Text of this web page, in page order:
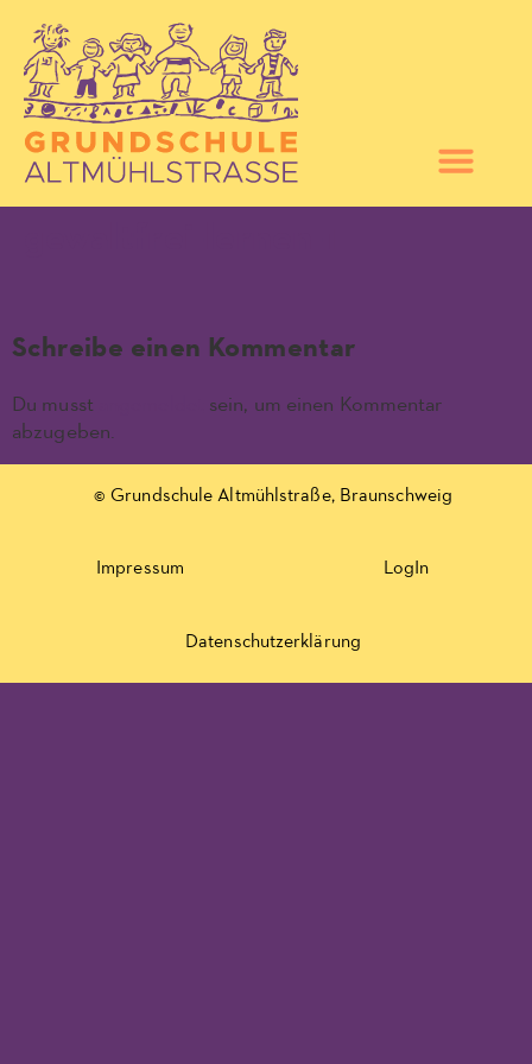
Schreibe einen Kommentar
Du musst
sein, um einen Kommentar
abzugeben.
© Grundschule Altmühlstraße, Braunschweig
Impressum LogIn
Datenschutzerklärung